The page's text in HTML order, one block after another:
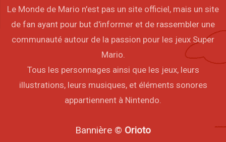
Le Monde de Mario n'est pas un site officiel, mais un site
de fan ayant pour but d'informer et de rassembler une
communauté autour de la passion pour les jeux Super
Mario.
Tous les personnages ainsi que les jeux, leurs
illustrations, leurs musiques, et éléments sonores
appartiennent à Nintendo.
Bannière © Orioto